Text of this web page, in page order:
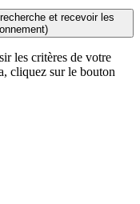
et recevoir les
les critères de votre
cliquez sur le bouton